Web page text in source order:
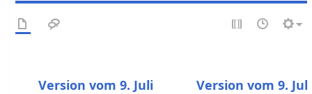
Version vom 9. Juli
Version vom 9. Juli